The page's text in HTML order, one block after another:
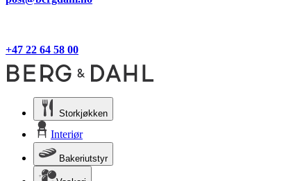
+47 22 64 58 00
Storkjøkken
Interiør
Bakeriutstyr